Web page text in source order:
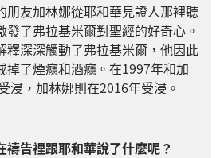
朋友加林娜從耶和華見證人那裡聽
發了弗拉基米爾對聖經的好奇心。
釋深深觸動了弗拉基米爾，他因此
掉了煙癮和酒癮。在1997年和加
浸，加林娜則在2016年受浸。
禱告裡跟耶和華說了什麼呢？